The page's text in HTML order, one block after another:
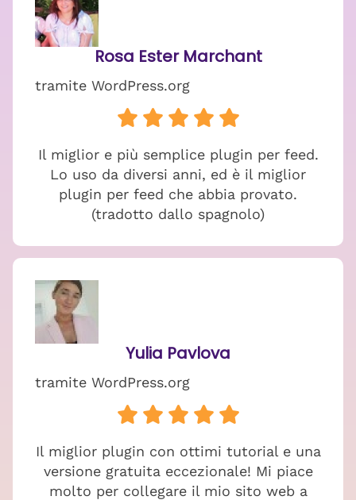
Rosa Ester Marchant
tramite WordPress.org
Il miglior e più semplice plugin per feed.
Lo uso da diversi anni, ed è il miglior
plugin per feed che abbia provato.
(tradotto dallo spagnolo)
Yulia Pavlova
tramite WordPress.org
Il miglior plugin con ottimi tutorial e una
versione gratuita eccezionale! Mi piace
molto per collegare il mio sito web a